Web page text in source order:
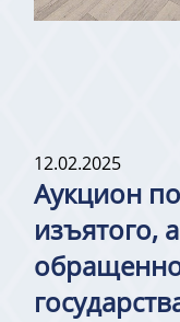
12.02.2025
Аукцион
изъятого,